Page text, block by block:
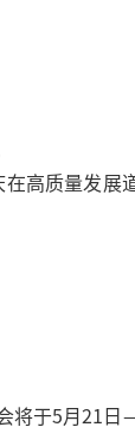
高质量发展
将于5月21